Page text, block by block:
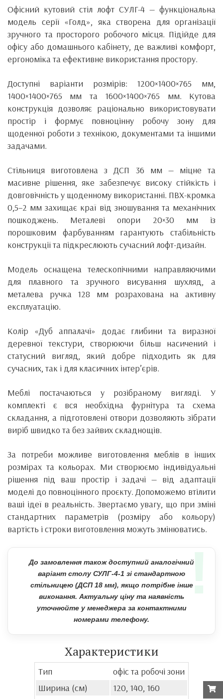
Офісний кутовий стіл лофт СУЛГ-4 — функціональна
модель серії «Голд», яка створена для організації
зручного та просторого робочого місця. Підійде для
офісу або домашнього кабінету, де важливі комфорт,
ергономіка та ефективне використання простору.
Доступні варіанти розмірів: 1200×1400×765 мм,
1400×1400×765 мм та 1600×1400×765 мм. Кутова
конструкція дозволяє раціонально використовувати
простір і формує повноцінну робочу зону для
щоденної роботи з технікою, документами та іншими
задачами.
Стільниця виготовлена з ДСП 36 мм — міцне та
масивне рішення, яке забезпечує високу стійкість і
довговічність у щоденному використанні. ПВХ-кромка
0,5–2 мм захищає краї від зношування та механічних
пошкоджень. Металеві опори 20×30 мм із
порошковим фарбуванням гарантують стабільність
конструкції та підкреслюють сучасний лофт-дизайн.
Модель оснащена телескопічними направляючими
для плавного та зручного висування шухляд, а
металева ручка 128 мм розрахована на активну
експлуатацію.
Колір «Дуб аппалачі» додає глибини та виразної
деревної текстури, створюючи більш насичений і
статусний вигляд, який добре підходить як для
сучасних, так і для класичних інтер’єрів.
Меблі постачаються у розібраному вигляді. У
комплекті є вся необхідна фурнітура та схема
складання, а підготовлені отвори дозволяють зібрати
виріб швидко та без зайвих складнощів.
За потреби можливе виготовлення меблів в інших
розмірах та кольорах. Ми створюємо індивідуальні
рішення під ваш простір і задачі — від адаптації
моделі до повноцінного проєкту. Допоможемо втілити
ваші ідеї в реальність. Звертаємо увагу, що при зміні
стандартних параметрів (розміру або кольору)
вартість і строки виготовлення можуть змінюватись.
!
До замовлення також доступний аналогічний
варіант столу СУЛГ-4-1 зі стандартною
стільницею (ДСП 18 мм), якщо потрібне інше
виконання. Актуальну ціну та наявність
уточнюйте у менеджера за контактними
номерами телефону.
Характеристики
Тип
офіс та робочі зони
Ширина (см)
120, 140, 160